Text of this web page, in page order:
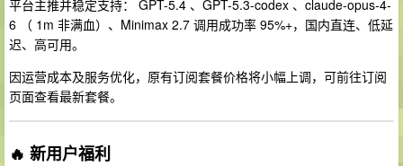
平台主推并稳定支持： GPT-5.4 、GPT-5.3-codex 、claude-opus-4-
6 （ 1m 非满血）、Minimax 2.7 调用成功率 95%+，国内直连、低延
迟、高可用。
因运营成本及服务优化，原有订阅套餐价格将小幅上调，可前往订阅
页面查看最新套餐。
🔥 新用户福利